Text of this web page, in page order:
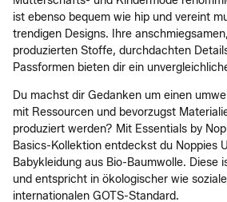
ist ebenso bequem wie hip und vereint
trendigen Designs. Ihre
produzierten Stoffe, durchdachten
Passformen bieten dir ein
Du machst dir Gedanken um einen
mit Ressourcen und bevorzugst
produziert werden? Mit Essentials by
Basics-Kollektion entdeckst du Noppies
Babykleidung aus Bio-Baumwolle. Diese
und entspricht in ökologischer wie
internationalen GOTS-Standard.